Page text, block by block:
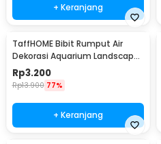
+ Keranjang
TaffHOME Bibit Rumput Air
Dekorasi Aquarium Landscape
Ornament 10g Big Leaf - H0027
Rp3.200
Rp13.900 77%
+ Keranjang